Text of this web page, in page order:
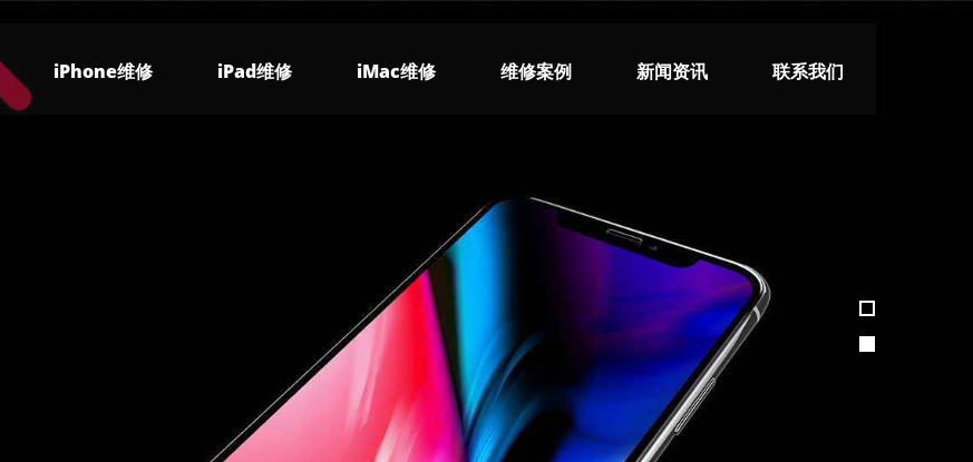
iPhone维修 iPad维修 iMac维修 维修案例 新闻资讯 联系我们